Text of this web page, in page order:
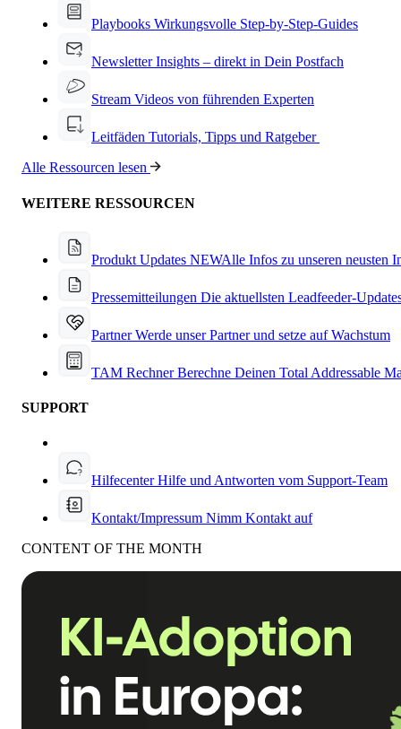
Playbooks Wirkungsvolle Step-by-Step-Guides
NewsletterInsights – direkt in Dein Postfach
Stream Videos von führenden Experten
Leitfäden Tutorials, Tipps und Ratgeber
Alle Ressourcen lesen
WEITERE RESSOURCEN
Produkt Updates NEWAlle Infos zu unseren neusten
Pressemitteilungen Die aktuellsten Leadfeeder-
PartnerWerde unser Partner und setze auf Wachstum
TAM RechnerBerechne Deinen Total Addressable
SUPPORT
HilfecenterHilfe und Antworten vom Support-Team
Kontakt/Impressum Nimm Kontakt auf
CONTENT OF THE MONTH